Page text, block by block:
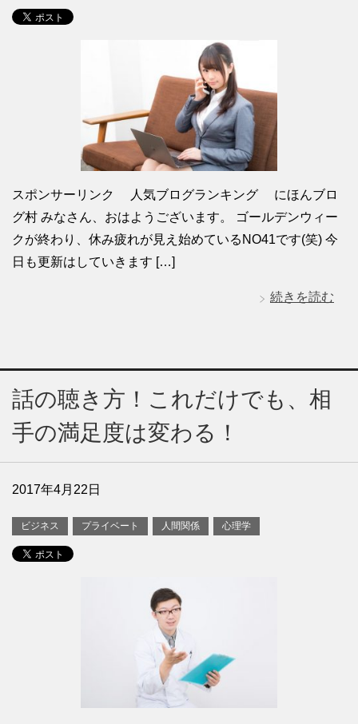
スポンサーリンク 人気ブログランキング にほんブロ
グ村 みなさん、おはようございます。 ゴールデンウィー
クが終わり、休み疲れが見え始めているNO41です(笑) 今
日も更新はしていきます […]
続きを読む
話の聴き方！これだけでも、相
手の満足度は変わる！
2017年4月22日
ビジネス プライベート 人間関係 心理学